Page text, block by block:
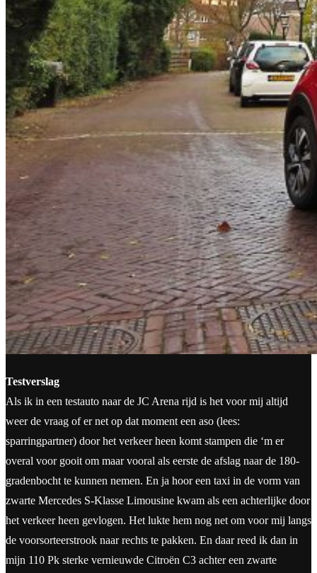
Testverslag
Als ik in een testauto naar de JC Arena rijd is het voor mij altijd
weer de vraag of er net op dat moment een aso (lees:
sparringpartner) door het verkeer heen komt stampen die ‘m er
overal voor gooit om maar vooral als eerste de afslag naar de 180-
gradenbocht te kunnen nemen. En ja hoor een taxi in de vorm van
zwarte Mercedes S-Klasse Limousine kwam als een achterlijke door
het verkeer heen gevlogen. Het lukte hem nog net om voor mij langs
de voorsorteerstrook naar rechts te pakken. En daar reed ik dan in
mijn 110 Pk sterke vernieuwde Citroën C3 achter een zwarte